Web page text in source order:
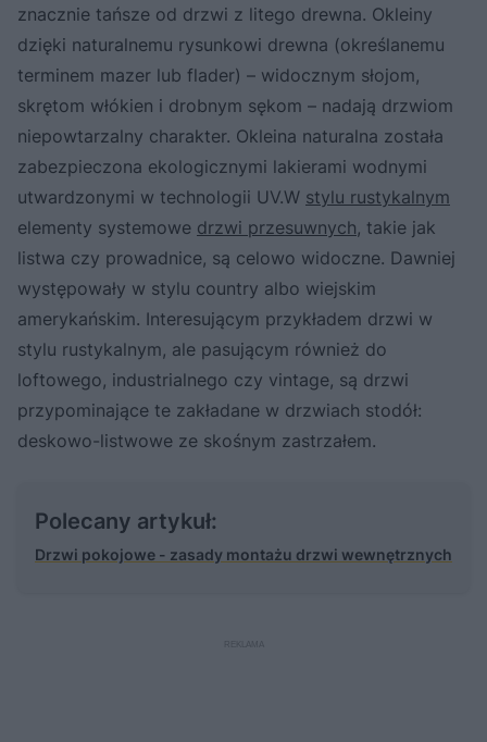
znacznie tańsze od drzwi z litego drewna. Okleiny
dzięki naturalnemu rysunkowi drewna (określanemu
terminem mazer lub flader) – widocznym słojom,
skrętom włókien i drobnym sękom – nadają drzwiom
niepowtarzalny charakter. Okleina naturalna została
zabezpieczona ekologicznymi lakierami wodnymi
utwardzonymi w technologii UV.W stylu rustykalnym
elementy systemowe drzwi przesuwnych, takie jak
listwa czy prowadnice, są celowo widoczne. Dawniej
występowały w stylu country albo wiejskim
amerykańskim. Interesującym przykładem drzwi w
stylu rustykalnym, ale pasującym również do
loftowego, industrialnego czy vintage, są drzwi
przypominające te zakładane w drzwiach stodół:
deskowo-listwowe ze skośnym zastrzałem.
Polecany artykuł:
Drzwi pokojowe - zasady montażu drzwi wewnętrznych